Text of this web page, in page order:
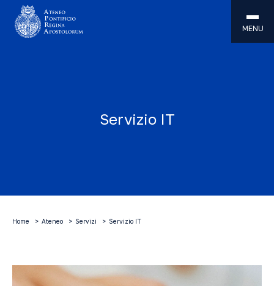
MENU
Servizio IT
Home Ateneo Servizi Servizio IT